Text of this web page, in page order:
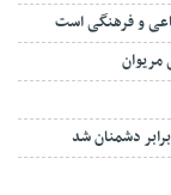
و فرهنگی است
دشمنان شد